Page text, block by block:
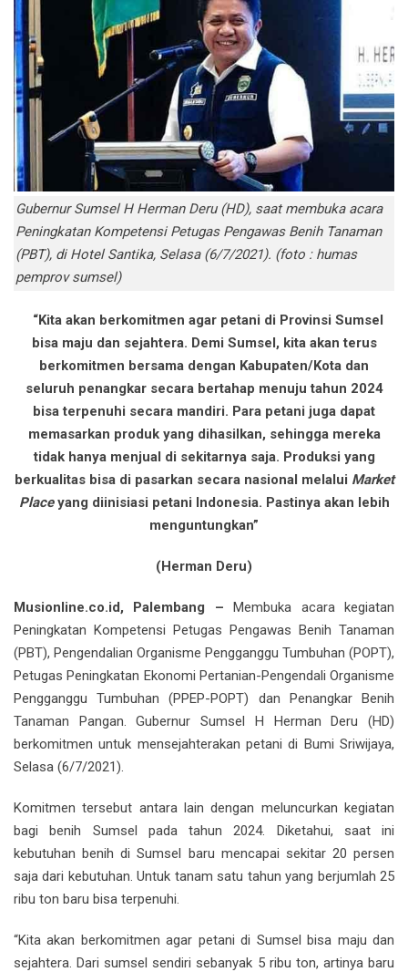
Gubernur Sumsel H Herman Deru (HD), saat membuka acara
Peningkatan Kompetensi Petugas Pengawas Benih Tanaman
(PBT), di Hotel Santika, Selasa (6/7/2021). (foto : humas
pemprov sumsel)
“Kita akan berkomitmen agar petani di Provinsi Sumsel
bisa maju dan sejahtera. Demi Sumsel, kita akan terus
berkomitmen bersama dengan Kabupaten/Kota dan
seluruh penangkar secara bertahap menuju tahun 2024
bisa terpenuhi secara mandiri. Para petani juga dapat
memasarkan produk yang dihasilkan, sehingga mereka
tidak hanya menjual di sekitarnya saja. Produksi yang
berkualitas bisa di pasarkan secara nasional melalui Market
Placeyang diinisiasi petani Indonesia. Pastinya akan lebih
menguntungkan”
(Herman Deru)
Musionline.co.id, Palembang –Membuka acara kegiatan
Peningkatan Kompetensi Petugas Pengawas Benih Tanaman
(PBT), Pengendalian Organisme Pengganggu Tumbuhan (POPT),
Petugas Peningkatan Ekonomi Pertanian-Pengendali Organisme
Pengganggu Tumbuhan (PPEP-POPT) dan Penangkar Benih
Tanaman Pangan. Gubernur Sumsel H Herman Deru (HD)
berkomitmen untuk mensejahterakan petani di Bumi Sriwijaya,
Selasa (6/7/2021).
Komitmen tersebut antara lain dengan meluncurkan kegiatan
bagi benih Sumsel pada tahun 2024. Diketahui, saat ini
kebutuhan benih di Sumsel baru mencapai sekitar 20 persen
saja dari kebutuhan. Untuk tanam satu tahun yang berjumlah 25
ribu ton baru bisa terpenuhi.
“Kita akan berkomitmen agar petani di Sumsel bisa maju dan
sejahtera. Dari sumsel sendiri sebanyak 5 ribu ton, artinya baru